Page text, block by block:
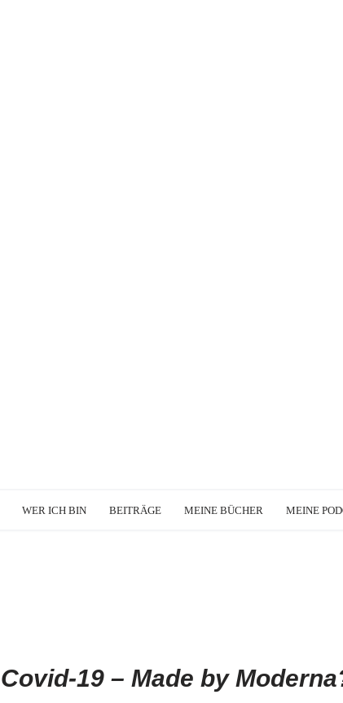
WER ICH BIN BEITRÄGE MEINE BÜCHER MEINE
Covid-19 – Made by